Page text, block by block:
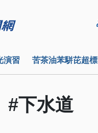
演習 苦茶油苯駢芘超標
#下水道